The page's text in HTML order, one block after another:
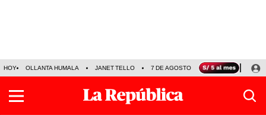
HOY OLLANTA HUMALA JANET TELLO 7 DE AGOSTO TINKA RESULTADOS